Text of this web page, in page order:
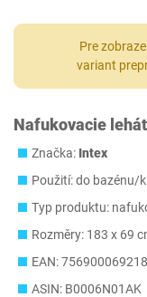
Pre
variant
Nafukovacie
Značka: Intex
Použití: do bazénu/
Typ produktu:
Rozměry: 183 x 69
EAN:
ASIN: B0006N01AK